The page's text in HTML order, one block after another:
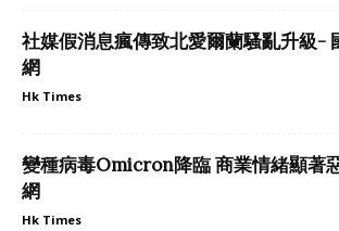
社媒假消息瘋傳致北愛爾蘭騷亂升級-
網
Hk Times
變種病毒Omicron降臨 商業情緒顯著
網
Hk Times